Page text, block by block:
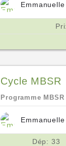
Cycle MBSR
Programme
Dép: 33